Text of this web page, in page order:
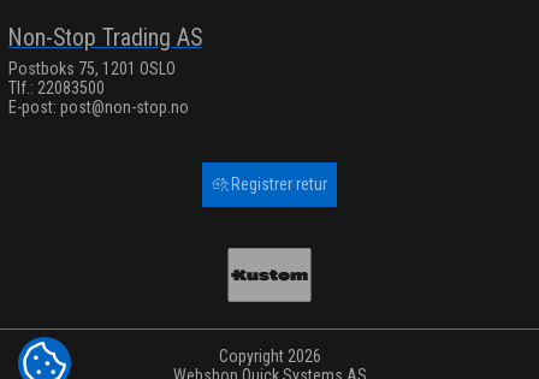
Non-Stop Trading AS
Postboks 75, 1201 OSLO
Tlf.: 22083500
E-post: post@non-stop.no
Registrer retur
Copyright 2026
COOKIE-INNSTILLINGER